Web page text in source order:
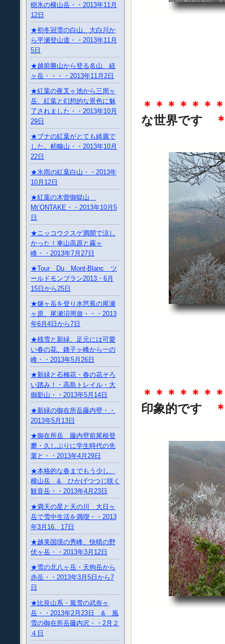
樹氷の横山岳・・2013年11月
12日
★初冬冠雪の白山、大白川か
ら平瀬登山道・・2013年11月
5日
★越前勝山から登る名山、経
ヶ岳・・・・2013年11月2日
★紅葉の夜叉ヶ池から三周ヶ
岳、紅葉と幻想的な景色に魅
了されました・・2013年10月
29日
★ブナの紅葉がとても綺麗で
した。籾糠山・・2013年10月
22日
★氷雨の紅葉白山・・2013年
10月12日
★紅葉の木曽御獄山
Mt’ONTAKE・・2013年10月5
日
★ニッコウクスゲ満開で涼し
かった！車山高原と霧ヶ
峰・・2013年7月27日
★Tour Du Mont-Blanc ツ
ールドモンブラン2013・6月
15日から25日
★燧ヶ岳を登り水芭蕉の尾瀬
ヶ原、尾瀬沼周遊・・・2013
年6月4日から7日
★残雪と新緑、足元には可愛
い春の花、銚子ヶ峰から一の
峰・・2013年5月26日
★新緑と石楠花・春の花そろ
い踏み！・高島トレイル・大
御影山・・2013年5月14日
★新緑の御在所岳藤内壁・・
2013年5月13日
★御在所岳 藤内壁前尾根登
攀・久しぶりに学生時代の先
輩と・・2013年4月29日
★本格的な春までもう少し、
横山岳 & ひかげつつじ咲く
観音岳・・2013年4月23日
★満天の星と天の川 大日ヶ
岳で雪中生活を満喫・・2013
年3月16、17日
★越美国境の秀峰、快晴の野
伏ヶ岳・・2013年3月12日
★雪の北八ヶ岳・天狗岳から
赤岳・・2013年3月5日から7
日
★比良山系・風雪の武奈ヶ
岳・・2013年2月23日 & 風
雪の御在所岳藤内沢・・2月２
４日
＊＊＊＊＊＊
な世界です
＊＊＊＊＊＊
印象的です